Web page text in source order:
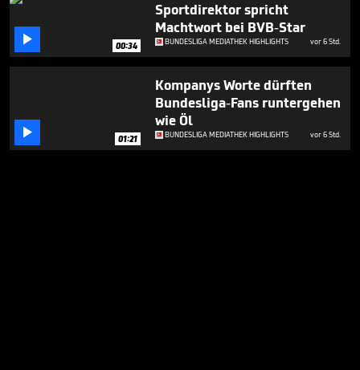
 00:34
Sportdirektor spricht
Machtwort bei BVB-Star
BUNDESLIGA MEDIATHEK HIGHLIGHTS vor 6 Std.
 01:21
Kompanys Worte dürften
Bundesliga-Fans runtergehen
wie Öl
BUNDESLIGA MEDIATHEK HIGHLIGHTS vor 6 Std.